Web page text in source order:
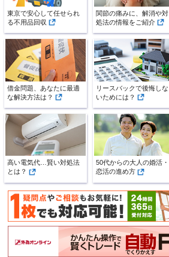
東京で安心して任せられ
る不用品回収
関節の痛みに、解消や対
処法の情報をご紹介
借金問題、あなたに最適
な解決方法は？
リースバックで後悔しな
いためには？
高い電気代…賢い対処法
とは？
50代からの大人の婚活・
恋活の進め方